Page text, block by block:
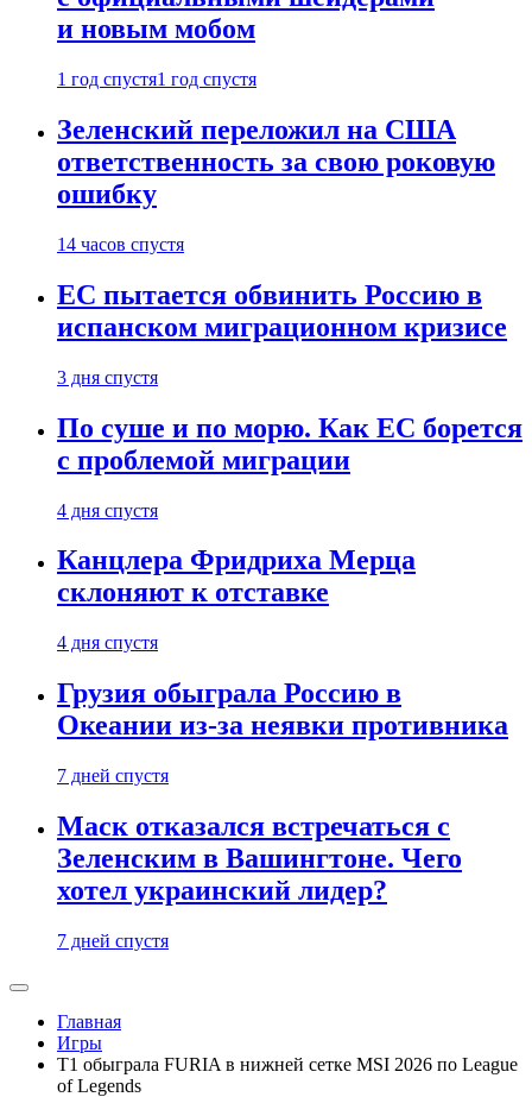
и новым мобом
1 год спустя1 год спустя
Зеленский переложил на США
ответственность за свою роковую
ошибку
14 часов спустя
ЕС пытается обвинить Россию в
испанском миграционном кризисе
3 дня спустя
По суше и по морю. Как ЕС борется
с проблемой миграции
4 дня спустя
Канцлера Фридриха Мерца
склоняют к отставке
4 дня спустя
Грузия обыграла Россию в
Океании из-за неявки противника
7 дней спустя
Маск отказался встречаться с
Зеленским в Вашингтоне. Чего
хотел украинский лидер?
7 дней спустя
Главная
Игры
T1 обыграла FURIA в нижней сетке MSI 2026 по League
of Legends